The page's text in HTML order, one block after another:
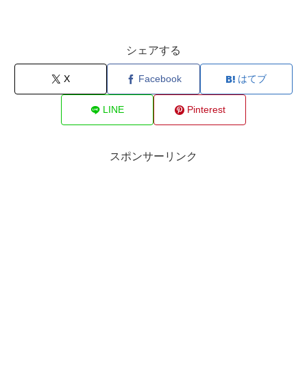
シェアする
X Facebook はてブ
LINE Pinterest
スポンサーリンク